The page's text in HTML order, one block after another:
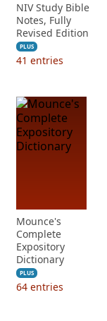
NIV Study Bible
Notes, Fully
Revised Edition
PLUS
41 entries
Mounce's
Complete
Expository
Dictionary
PLUS
64 entries